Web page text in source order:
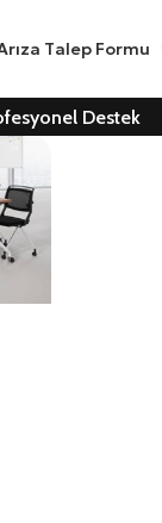
Talep Formu
Destek